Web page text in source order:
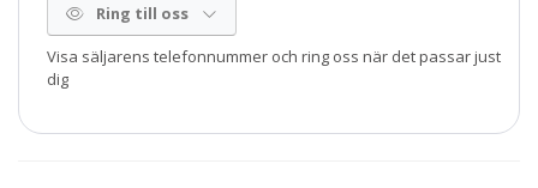
Ring till oss
Visa säljarens telefonnummer och ring oss när det passar just
dig